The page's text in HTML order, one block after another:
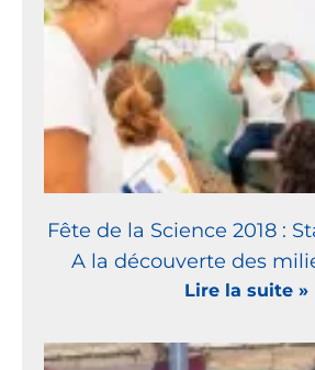
Fête de la Science 2018 :
A la découverte des
Lire la suite »